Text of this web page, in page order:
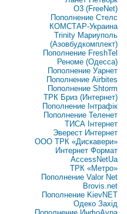
O3 (FreeNet)
Пополнение Стелс
КОМСТАР-Украина
Trinity Мариуполь
(Азовбудкомплект)
Пополнение FreshTel
Реноме (Одесса)
Пополнение Уарнет
Пополнение Airbites
Пополнение Shtorm
ТРК Бриз (Интернет)
Пополнение Інтрафік
Пополнение Теленет
ТИСА Інтернет
Эверест Интернет
ООО ТРК «Дискавери»
Интернет Формат
AccessNetUa
ТРК «Метро»
Пополнение Valor Net
Brovis.net
Пополнение KievNET
Одеко Захід